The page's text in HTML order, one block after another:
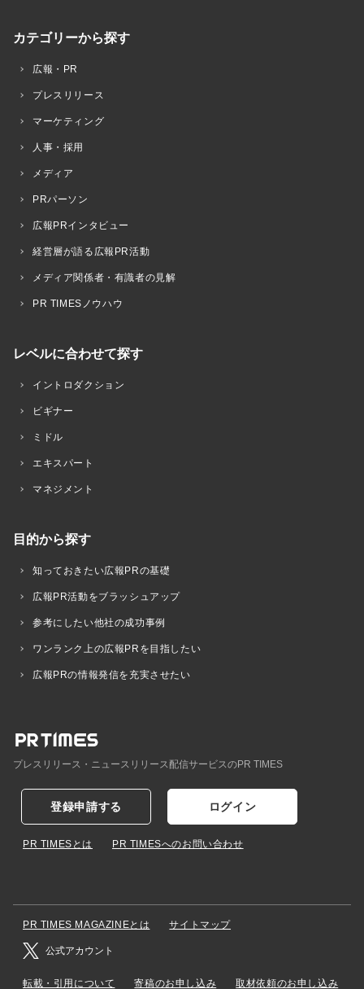
カテゴリーから探す
広報・PR
プレスリリース
マーケティング
人事・採用
メディア
PRパーソン
広報PRインタビュー
経営層が語る広報PR活動
メディア関係者・有識者の見解
PR TIMESノウハウ
レベルに合わせて探す
イントロダクション
ビギナー
ミドル
エキスパート
マネジメント
目的から探す
知っておきたい広報PRの基礎
広報PR活動をブラッシュアップ
参考にしたい他社の成功事例
ワンランク上の広報PRを目指したい
広報PRの情報発信を充実させたい
プレスリリース・ニュースリリース配信サービスのPR TIMES
登録申請する ログイン
PR TIMESとは PR TIMESへのお問い合わせ
PR TIMES MAGAZINEとは サイトマップ
公式アカウント
転載・引用について 寄稿のお申し込み 取材依頼のお申し込み